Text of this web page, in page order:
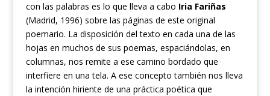
con las palabras es lo que lleva a cabo Iria Fariñas
(Madrid, 1996) sobre las páginas de este original
poemario. La disposición del texto en cada una de las
hojas en muchos de sus poemas, espaciándolas, en
columnas, nos remite a ese camino bordado que
interfiere en una tela. A ese concepto también nos lleva
la intención hiriente de una práctica poética que